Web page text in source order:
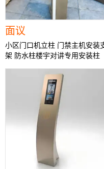
面议
小区门口机立柱 门禁主机安装
架 防水柱楼宇对讲专用安装柱